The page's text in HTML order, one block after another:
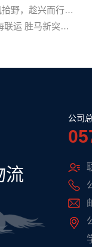
拾野，趁兴而行…
联运 胜马新突…
流
公司